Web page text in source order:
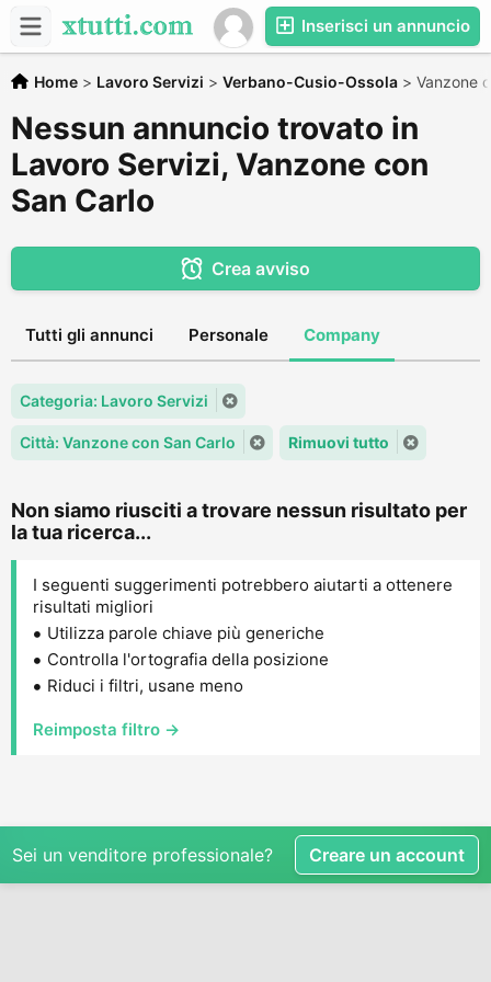
Inserisci un annuncio
Home > Lavoro Servizi > Verbano-Cusio-Ossola > Vanzone
Nessun annuncio trovato in
Lavoro Servizi, Vanzone con
San Carlo
Crea avviso
Tutti gli annunci Personale Company
Categoria: Lavoro Servizi
Città: Vanzone con San Carlo Rimuovi tutto
Non siamo riusciti a trovare nessun risultato per
la tua ricerca...
I seguenti suggerimenti potrebbero aiutarti a ottenere
risultati migliori
Utilizza parole chiave più generiche
Controlla l'ortografia della posizione
Riduci i filtri, usane meno
Reimposta filtro →
Sei un venditore professionale? Creare un account